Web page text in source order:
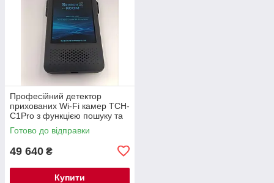
Професійний детектор
прихованих Wi-Fi камер TCH-
C1Pro з функцією пошуку та
локалізації — новинка 2026
року
Готово до відправки
49 640 ₴
Купити